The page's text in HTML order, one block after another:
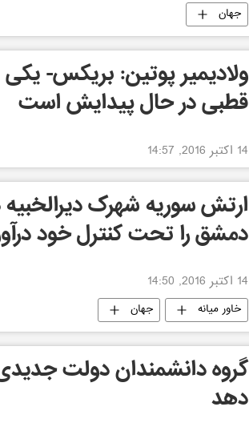
جهان
ولادیمیر پوتین: بریکس-
قطبی در حال پیدایش است
14 اکتبر 2016, 14:57
ارتش سوریه شهرک
دمشق را تحت کنترل خود
14 اکتبر 2016, 14:50
خاور میانه جهان
گروه دانشمندان دولت
دهد